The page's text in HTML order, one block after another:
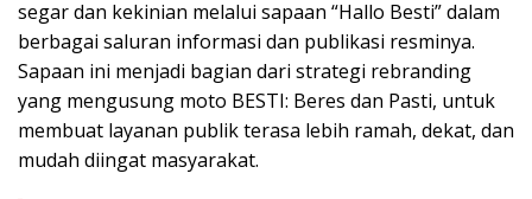
segar dan kekinian melalui sapaan “Hallo Besti” dalam
berbagai saluran informasi dan publikasi resminya.
Sapaan ini menjadi bagian dari strategi rebranding
yang mengusung moto BESTI: Beres dan Pasti, untuk
membuat layanan publik terasa lebih ramah, dekat, dan
mudah diingat masyarakat.